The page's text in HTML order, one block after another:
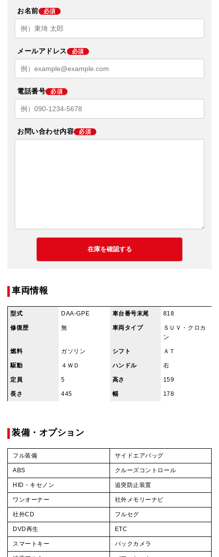
お名前 必須
メールアドレス 必須
電話番号 必須
お問い合わせ内容 必須
車両情報
型式 DAA-GPE 車台番号末尾 818
修復歴 無 車両タイプ
ＳＵＶ・クロカ
ン
燃料 ガソリン シフト ＡＴ
駆動 ４ＷＤ ハンドル 右
定員 5 高さ 159
長さ 445 幅 178
装備・オプション
フル装備 サイドエアバッグ
ABS クルーズコントロール
HID・キセノン 追突防止装置
ワンオーナー 社外メモリーナビ
社外CD フルセグ
DVD再生 ETC
スマートキー バックカメラ